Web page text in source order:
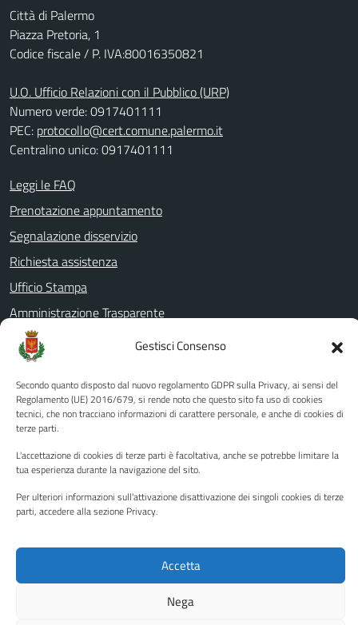
Gestisci Consenso
Secondo quanto disposto dal nuovo regolamento GDPR sulla Privacy, ai sensi del
Regolamento (UE) 2016/679, si rende noto che questo sito fa uso di cookies
tecnici, che non tracciano informazioni di carattere personale, e anche di cookies di
terze parti.
L'accettazione di cookies di terze parti è facoltativa, anche se potrebbe limitare la
tua esperienza durante la navigazione del sito.
Per ulteriori informazioni sull'attivazione disattivazione dei singoli cookies di terze
parti, accedere alla sezione Privacy.
Accetta
Nega
Città di Palermo
Piazza Pretoria, 1
Codice fiscale / P. IVA:80016350821
U.O. Ufficio Relazioni con il Pubblico (URP)
Numero verde: 0917401111
PEC: protocollo@cert.comune.palermo.it
Centralino unico: 0917401111
Leggi le FAQ
Prenotazione appuntamento
Segnalazione disservizio
Richiesta assistenza
Ufficio Stampa
Amministrazione Trasparente
Albo pretorio
Informativa privacy
Note legali
Dichiarazione di accessibilità
Piano di miglioramento del sito
SEGUICI SU
Mappa del sito